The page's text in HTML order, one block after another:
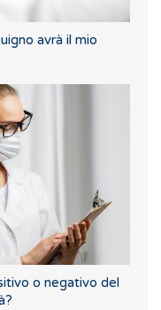
avrà il mio
o negativo del